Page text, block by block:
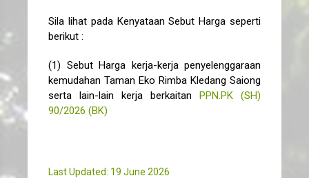
Sila lihat pada Kenyataan Sebut Harga seperti
berikut :
(1) Sebut Harga kerja-kerja penyelenggaraan
kemudahan Taman Eko Rimba Kledang Saiong
serta lain-lain kerja berkaitan PPN.PK (SH)
90/2026 (BK)
Last Updated: 19 June 2026